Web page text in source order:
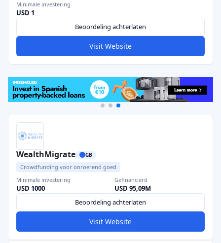
Minimale investering
USD 1
Beoordeling achterlaten
Visit Website
WealthMigrate GB
Crowdfunding voor onroerend goed
Minimale investering
USD 1000
Gefinancierd
USD 95,09M
Beoordeling achterlaten
Visit Website